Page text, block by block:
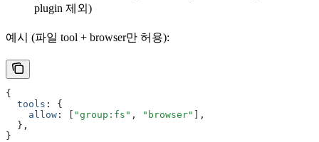
plugin 제외)
예시 (파일 tool + browser만 허용):
{
  tools
:
{
    allow
: [ "group:fs" , "browser" ] ,
  }
,
}